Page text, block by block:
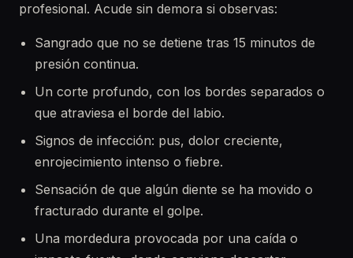
profesional. Acude sin demora si observas:
Sangrado que no se detiene tras 15 minutos de
presión continua.
Un corte profundo, con los bordes separados o
que atraviesa el borde del labio.
Signos de infección: pus, dolor creciente,
enrojecimiento intenso o fiebre.
Sensación de que algún diente se ha movido o
fracturado durante el golpe.
Una mordedura provocada por una caída o